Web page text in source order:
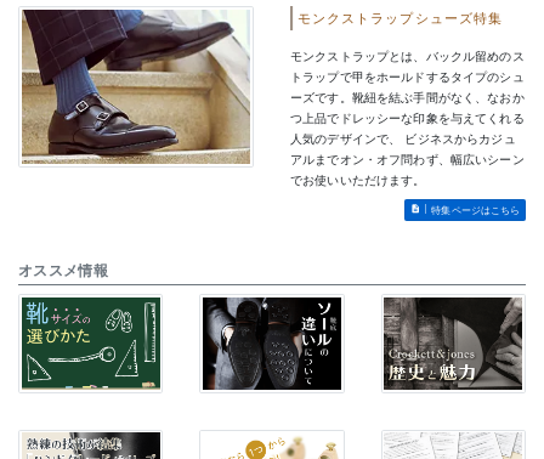
モンクストラップシューズ特集
モンクストラップとは、バックル留めのス
トラップで甲をホールドするタイプのシュ
ーズです。靴紐を結ぶ手間がなく、なおか
つ上品でドレッシーな印象を与えてくれる
人気のデザインで、 ビジネスからカジュ
アルまでオン・オフ問わず、幅広いシーン
でお使いいただけます。
特集ページはこちら
オススメ情報